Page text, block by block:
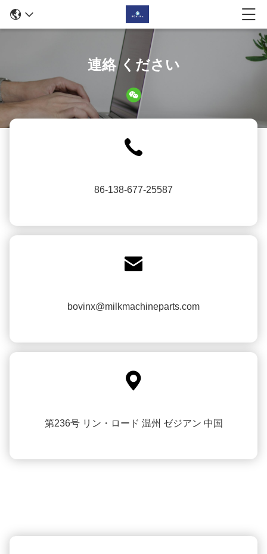
連絡 ください
86-138-677-25587

bovinx@milkmachineparts.com

第236号 リン・ロード 温州 ゼジアン 中国